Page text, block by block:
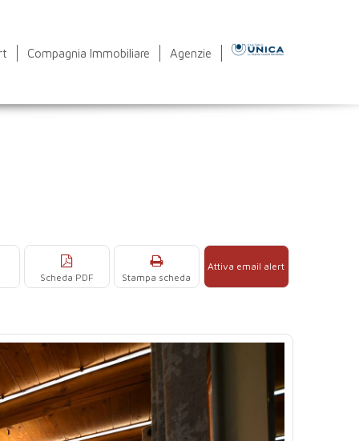
Compagnia Immobiliare Agenzie
Attiva email alert
Stampa scheda
Scheda PDF